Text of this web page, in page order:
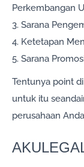
Perkembangan
3. Sarana
4. Ketetapan
5. Sarana
Tentunya point
untuk itu
perusahaan